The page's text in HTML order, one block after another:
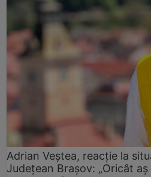
Adrian Veștea, reacție la
Județean Brașov: „Oricât